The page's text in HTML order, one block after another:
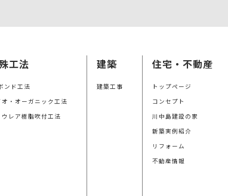
工法
ンド工法
オ・オーガニック工法
ウレア樹脂吹付工法
建築
建築工事
住宅・不動産
トップページ
コンセプト
川中島建設の家
新築実例紹介
リフォーム
不動産情報